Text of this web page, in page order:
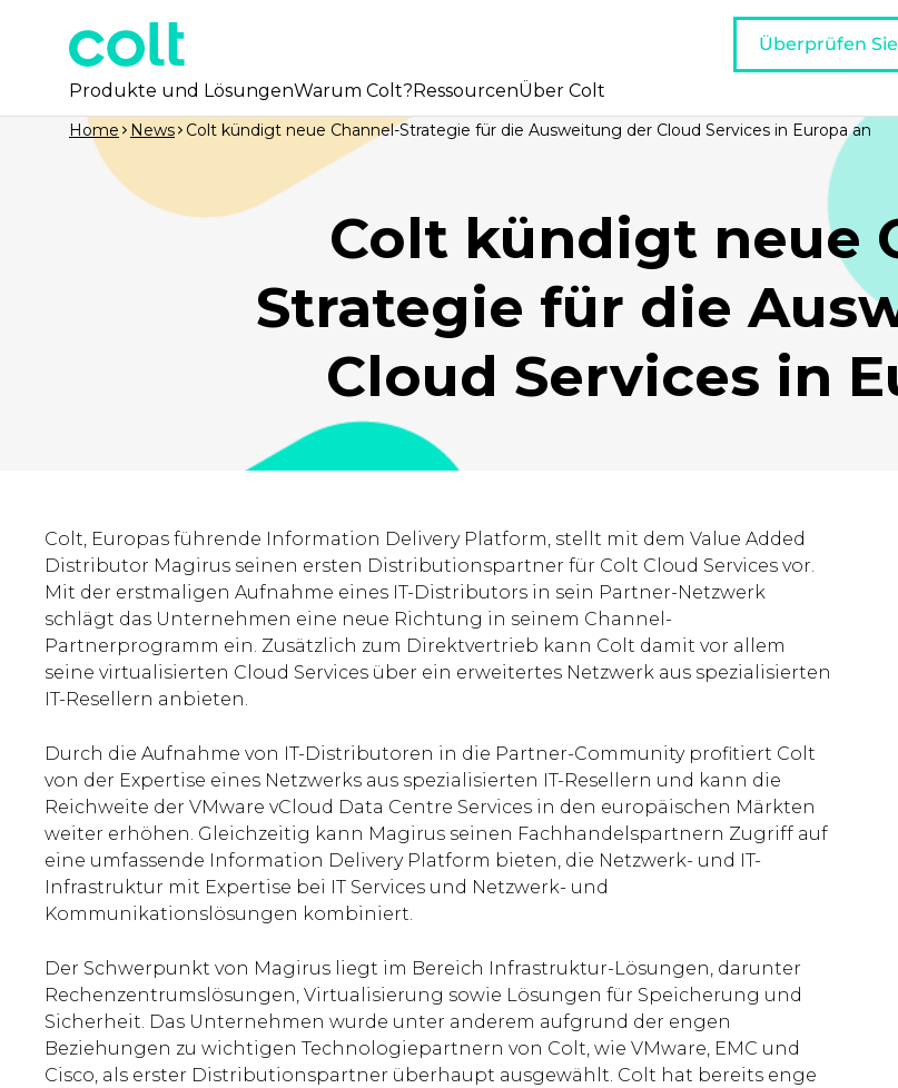
Produkte und LösungenWarum Colt?RessourcenÜber Colt
Überprüfen
Colt kündigt neue
Strategie für die
Cloud Services in
Home News Colt kündigt neue Channel-Strategie für die Ausweitung der Cloud Services in Europa an
Colt, Europas führende Information Delivery Platform, stellt mit dem Value Added
Distributor Magirus seinen ersten Distributionspartner für Colt Cloud Services vor.
Mit der erstmaligen Aufnahme eines IT-Distributors in sein Partner-Netzwerk
schlägt das Unternehmen eine neue Richtung in seinem Channel-
Partnerprogramm ein. Zusätzlich zum Direktvertrieb kann Colt damit vor allem
seine virtualisierten Cloud Services über ein erweitertes Netzwerk aus spezialisierten
IT-Resellern anbieten.
Durch die Aufnahme von IT-Distributoren in die Partner-Community profitiert Colt
von der Expertise eines Netzwerks aus spezialisierten IT-Resellern und kann die
Reichweite der VMware vCloud Data Centre Services in den europäischen Märkten
weiter erhöhen. Gleichzeitig kann Magirus seinen Fachhandelspartnern Zugriff auf
eine umfassende Information Delivery Platform bieten, die Netzwerk- und IT-
Infrastruktur mit Expertise bei IT Services und Netzwerk- und
Kommunikationslösungen kombiniert.
Der Schwerpunkt von Magirus liegt im Bereich Infrastruktur-Lösungen, darunter
Rechenzentrumslösungen, Virtualisierung sowie Lösungen für Speicherung und
Sicherheit. Das Unternehmen wurde unter anderem aufgrund der engen
Beziehungen zu wichtigen Technologiepartnern von Colt, wie VMware, EMC und
Cisco, als erster Distributionspartner überhaupt ausgewählt. Colt hat bereits enge